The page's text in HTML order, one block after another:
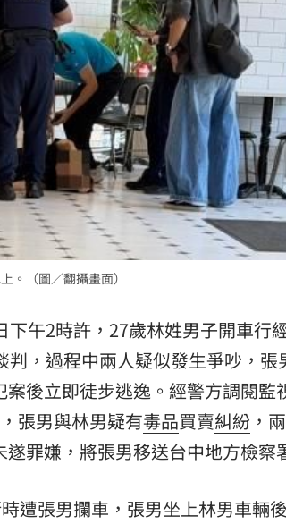
。（圖／翻攝畫面）
午2時許，27歲林姓男子開車行
，過程中兩人疑似發生爭吵，張
後立即徒步逃逸。經警方調閱監
張男與林男疑有毒品買賣糾紛 ，
罪嫌，將張男移送台中地方檢察
遭張男攔車，張男坐上林男車輛